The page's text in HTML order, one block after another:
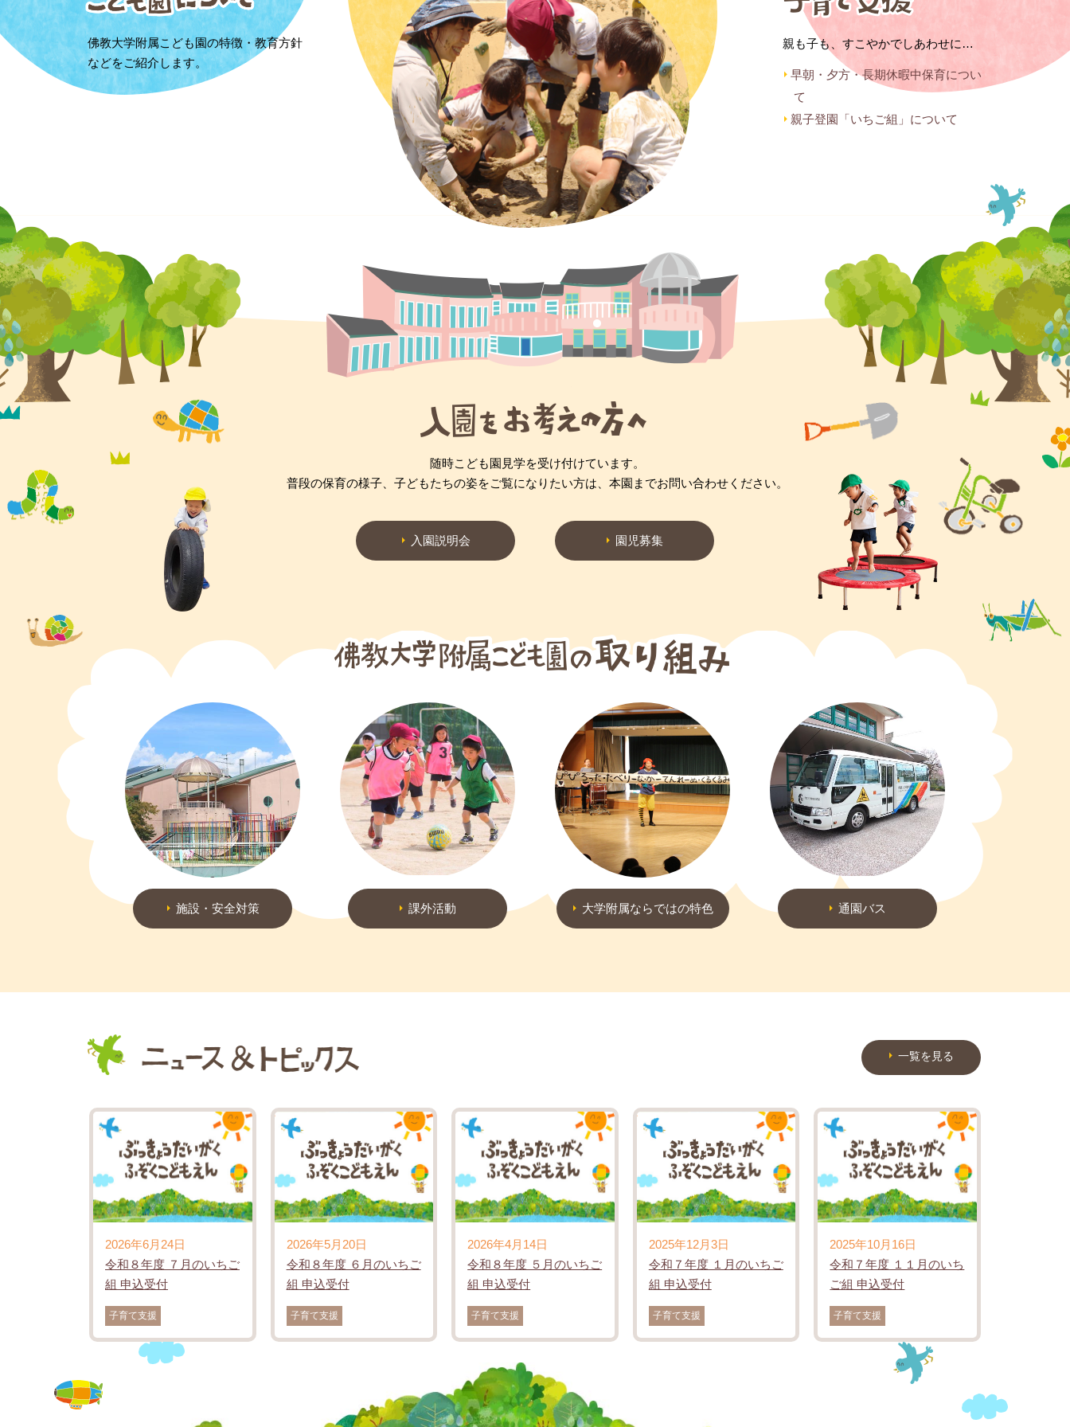
佛教大学附属こども園の特徴・教育方針
などをご紹介します。
親も子も、すこやかでしあわせに…
早朝・夕方・長期休暇中保育につい
て
親子登園「いちご組」について
随時こども園見学を受け付けています。
普段の保育の様子、子どもたちの姿をご覧になりたい方は、本園までお問い合わせください。
入園説明会 園児募集
施設・安全対策 課外活動 大学附属ならではの特色 通園バス
一覧を見る
2026年6月24日
令和８年度 ７月のいちご
組 申込受付
子育て支援
2026年5月20日
令和８年度 ６月のいちご
組 申込受付
子育て支援
2026年4月14日
令和８年度 ５月のいちご
組 申込受付
子育て支援
2025年12月3日
令和７年度 １月のいちご
組 申込受付
子育て支援
2025年10月16日
令和７年度 １１月のいち
ご組 申込受付
子育て支援